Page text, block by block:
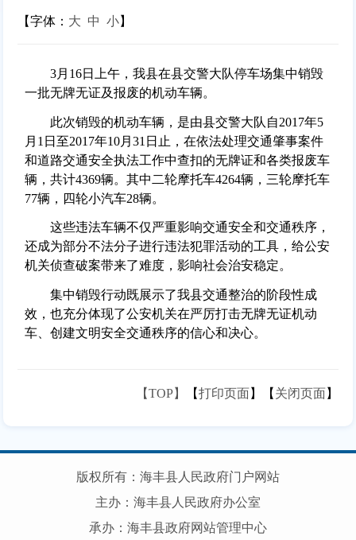
【字体： 大 中 小】
3月16日上午，我县在县交警大队停车场集中销毁
一批无牌无证及报废的机动车辆。
此次销毁的机动车辆，是由县交警大队自2017年5
月1日至2017年10月31日止，在依法处理交通肇事案件
和道路交通安全执法工作中查扣的无牌证和各类报废车
辆，共计4369辆。其中二轮摩托车4264辆，三轮摩托车
77辆，四轮小汽车28辆。
这些违法车辆不仅严重影响交通安全和交通秩序，
还成为部分不法分子进行违法犯罪活动的工具，给公安
机关侦查破案带来了难度，影响社会治安稳定。
集中销毁行动既展示了我县交通整治的阶段性成
效，也充分体现了公安机关在严厉打击无牌无证机动
车、创建文明安全交通秩序的信心和决心。
【TOP】 【打印页面】【 关闭页面】
版权所有：海丰县人民政府门户网站
主办：海丰县人民政府办公室
承办：海丰县政府网站管理中心